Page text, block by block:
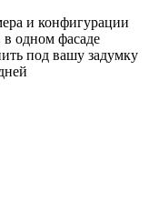
и конфигурации
в одном фасаде
под вашу задумку